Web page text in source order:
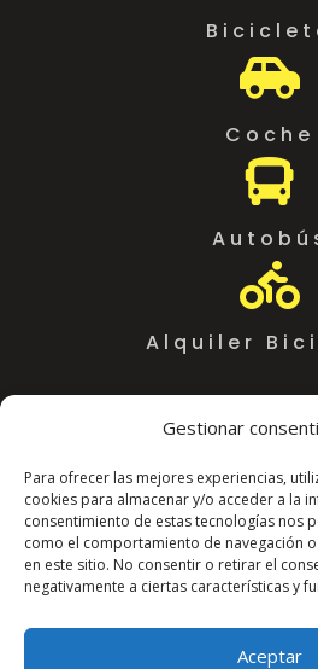
Gestionar
Para ofrecer las mejores experiencias,
cookies para almacenar y/o acceder a la
consentimiento de estas tecnologías nos
como el comportamiento de navegación
en este sitio. No consentir o retirar el
negativamente a ciertas características y
Aceptar

Coche


Alquiler